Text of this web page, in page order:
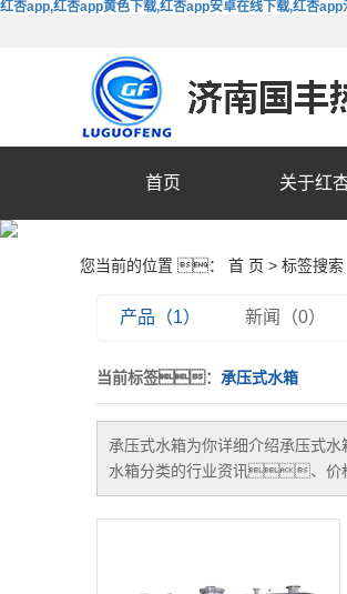
红杏app,红杏app黄色下载,红杏app安卓在线下载,红杏app
首页 关于红
您当前的位置 ： 首 页 > 标签搜索
产品（1） 新闻（0）
当前标签： 承压式水箱
承压式水箱为你详细介绍承压式水
水箱分类的行业资讯、价